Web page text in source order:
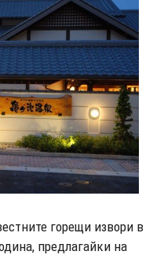
горещи извори в
предлагайки на